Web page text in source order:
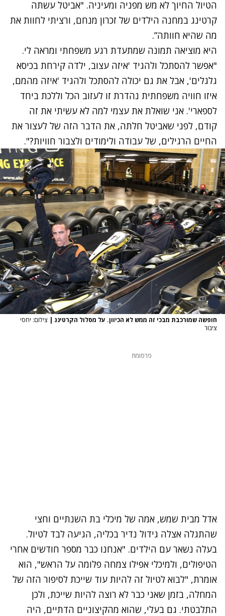
הטיול החיוך לא מש מפניה ומעיניה. "אביטל עשתה
קרטינג במחנה הילדים של זכרון מנחם, ורציתי לחוות את
מה שהיא חוותה”.
היא מוציאה תמונה שמתעדת רגע משפחתי ומראה לי.
"אפשר להסתכל ולהגיד 'איזה עצוב, ילדה קירחת בכיסא
גלגלים', אבל את גם יכולה להסתכל ולהגיד 'איזה מהמם,
איזו חוויה משפחתית נהדרת זו לעזוב הכל וללכת ביחד
לספארי'. אני שואלת את עצמי למה לא עשיתי את זה
קודם, לפני שאביטל חלתה, את הדבר הזה של לעצור את
החיים הרגילים, של עבודה ולימודים ולצבור חוויות?".
חופשה שמורכבת מבכי זה ממש לא הכיוון. על מסלול הקרטינג | צילום: יחסי
ציבור
פרסומת
אדל מבית שמש, אמה של מיכלי בת השנתיים וחצי
שהתגלה אצלה גידול נדיר בכליה, הגיעה לבד לטיול.
בעלה נשאר עם הילדים. "אנחנו כבר מספר חודשים אחרי
הטיפולים, ולמיכלי אפילו צמחה פלומה על הראש", הוא
אומרת, "לבוא לטיול זה להיות עוד שייכת לסיפור הזה של
המחלה, בזמן שאני כבר לא רוצה להיות שייכת, ולכן
התלבטתי. גם בעלי, שהוא מהקיצוניים הדתיים, היה